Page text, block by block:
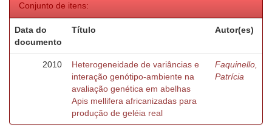
Conjunto de itens:
Data do
documento
Título Autor(es)
2010
Heterogeneidade de variâncias e
interação genótipo-ambiente na
avaliação genética em abelhas
Apis mellifera africanizadas para
produção de geléia real
Faquinello,
Patrícia